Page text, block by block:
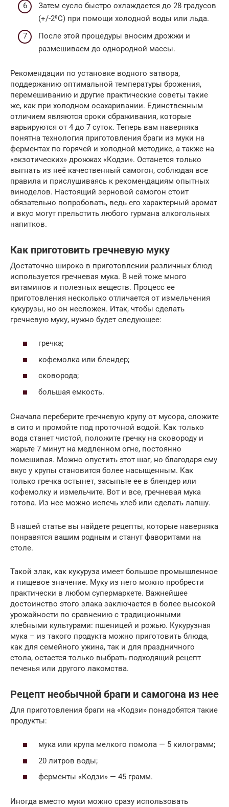
Затем сусло быстро охлаждается до 28 градусов
(+/-2⁰С) при помощи холодной воды или льда.
После этой процедуры вносим дрожжи и
размешиваем до однородной массы.
Рекомендации по установке водного затвора,
поддержанию оптимальной температуры брожения,
перемешиванию и другие практические советы такие
же, как при холодном осахаривании. Единственным
отличием являются сроки сбраживания, которые
варьируются от 4 до 7 суток. Теперь вам наверняка
понятна технология приготовления браги из муки на
ферментах по горячей и холодной методике, а также на
«экзотических» дрожжах «Кодзи». Останется только
выгнать из неё качественный самогон, соблюдая все
правила и прислушиваясь к рекомендациям опытных
виноделов. Настоящий зерновой самогон стоит
обязательно попробовать, ведь его характерный аромат
и вкус могут прельстить любого гурмана алкогольных
напитков.
Как приготовить гречневую муку
Достаточно широко в приготовлении различных блюд
используется гречневая мука. В ней тоже много
витаминов и полезных веществ. Процесс ее
приготовления несколько отличается от измельчения
кукурузы, но он несложен. Итак, чтобы сделать
гречневую муку, нужно будет следующее:
гречка;
кофемолка или блендер;
сковорода;
большая емкость.
Сначала переберите гречневую крупу от мусора, сложите
в сито и промойте под проточной водой. Как только
вода станет чистой, положите гречку на сковороду и
жарьте 7 минут на медленном огне, постоянно
помешивая. Можно опустить этот шаг, но благодаря ему
вкус у крупы становится более насыщенным. Как
только гречка остынет, засыпьте ее в блендер или
кофемолку и измельчите. Вот и все, гречневая мука
готова. Из нее можно испечь хлеб или сделать лапшу.
В нашей статье вы найдете рецепты, которые наверняка
понравятся вашим родным и станут фаворитами на
столе.
Такой злак, как кукуруза имеет большое промышленное
и пищевое значение. Муку из него можно пробрести
практически в любом супермаркете. Важнейшее
достоинство этого злака заключается в более высокой
урожайности по сравнению с традиционными
хлебными культурами: пшеницей и рожью. Кукурузная
мука – из такого продукта можно приготовить блюда,
как для семейного ужина, так и для праздничного
стола, остается только выбрать подходящий рецепт
печенья или другого лакомства.
Рецепт необычной браги и самогона из нее
Для приготовления браги на «Кодзи» понадобятся такие
продукты:
мука или крупа мелкого помола — 5 килограмм;
20 литров воды;
ферменты «Кодзи» — 45 грамм.
Иногда вместо муки можно сразу использовать